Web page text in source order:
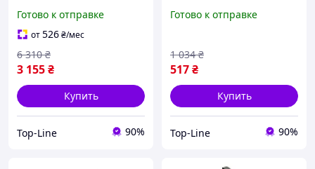
в вашем доме
Готово к отправке
от526₴/мес
3 155₴
6 310 ₴
Купить
Top-Line 90%
приготовления чая
Готово к отправке
517₴
1 034 ₴
Купить
Top-Line 90%